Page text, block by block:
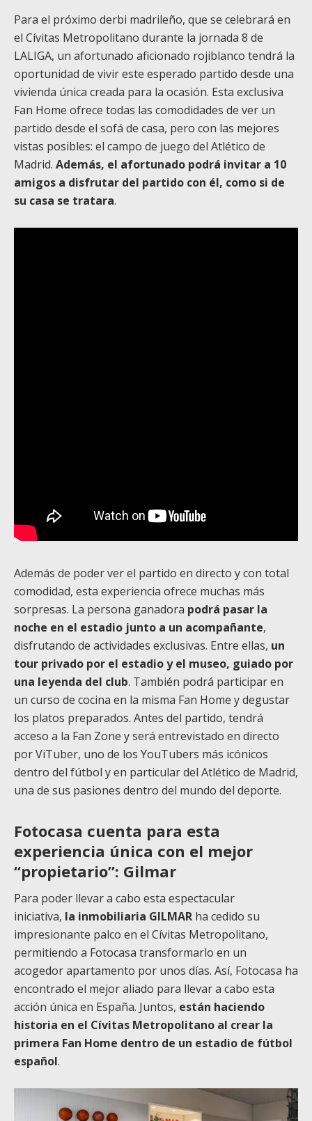
Para el próximo derbi madrileño, que se celebrará en
el Cívitas Metropolitano durante la jornada 8 de
LALIGA, un afortunado aficionado rojiblanco tendrá la
oportunidad de vivir este esperado partido desde una
vivienda única creada para la ocasión. Esta exclusiva
Fan Home ofrece todas las comodidades de ver un
partido desde el sofá de casa, pero con las mejores
vistas posibles: el campo de juego del Atlético de
Madrid. Además, el afortunado podrá invitar a 10
amigos a disfrutar del partido con él, como si de
su casa se tratara.
Además de poder ver el partido en directo y con total
comodidad, esta experiencia ofrece muchas más
sorpresas. La persona ganadora podrá pasar la
noche en el estadio junto a un acompañante,
disfrutando de actividades exclusivas. Entre ellas, un
tour privado por el estadio y el museo, guiado por
una leyenda del club. También podrá participar en
un curso de cocina en la misma Fan Home y degustar
los platos preparados. Antes del partido, tendrá
acceso a la Fan Zone y será entrevistado en directo
por ViTuber, uno de los YouTubers más icónicos
dentro del fútbol y en particular del Atlético de Madrid,
una de sus pasiones dentro del mundo del deporte.
Fotocasa cuenta para esta
experiencia única con el mejor
“propietario”: Gilmar
Para poder llevar a cabo esta espectacular
iniciativa, la inmobiliaria GILMAR ha cedido su
impresionante palco en el Cívitas Metropolitano,
permitiendo a Fotocasa transformarlo en un
acogedor apartamento por unos días. Así, Fotocasa ha
encontrado el mejor aliado para llevar a cabo esta
acción única en España. Juntos, están haciendo
historia en el Cívitas Metropolitano al crear la
primera Fan Home dentro de un estadio de fútbol
español.